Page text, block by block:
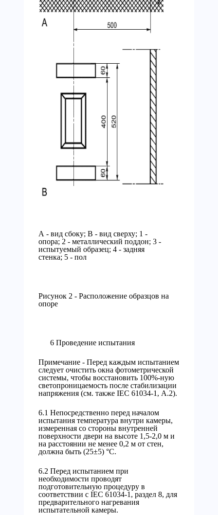
А - вид сбоку; В - вид сверху; 1 -
опора; 2 - металлический поддон; 3 -
испытуемый образец; 4 - задняя
стенка; 5 - пол
Рисунок 2 - Расположение образцов на
опоре
6 Проведение испытания
Примечание - Перед каждым испытанием
следует очистить окна фотометрической
системы, чтобы восстановить 100%-ную
светопроницаемость после стабилизации
напряжения (см. также IEC 61034-1, А.2).
6.1 Непосредственно перед началом
испытания температура внутри камеры,
измеренная со стороны внутренней
поверхности двери на высоте 1,5-2,0 м и
на расстоянии не менее 0,2 м от стен,
должна быть (25±5) °С.
6.2 Перед испытанием при
необходимости проводят
подготовительную процедуру в
соответствии с IEC 61034-1, раздел 8, для
предварительного нагревания
испытательной камеры.